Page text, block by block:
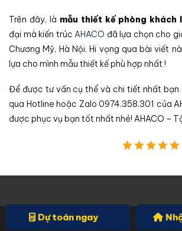
Trên đây, là mẫu thiết kế phòng khách
đại mà kiến trúcAHACO đã lựa chọn cho
Chương Mỹ, Hà Nội. Hi vọng qua bài viết
lựa cho mình mẫu thiết kế phù hợp nhất !
Để được tư vấn cụ thể và chi tiết nhất bạn
qua Hotline hoặc Zalo 0974.358.301 của
được phục vụ bạn tốt nhất nhé! AHACO –
Dự toán ngay